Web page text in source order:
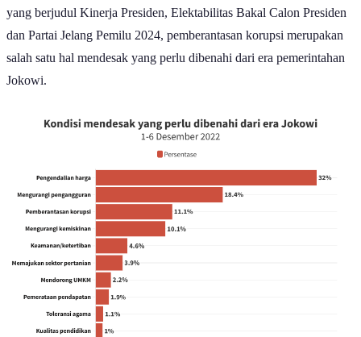
yang berjudul Kinerja Presiden, Elektabilitas Bakal Calon Presiden
dan Partai Jelang Pemilu 2024, pemberantasan korupsi merupakan
salah satu hal mendesak yang perlu dibenahi dari era pemerintahan
Jokowi.